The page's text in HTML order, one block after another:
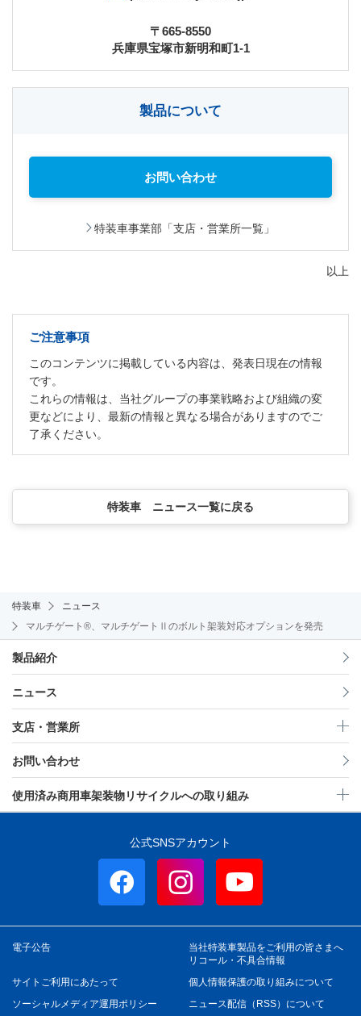
〒665-8550
兵庫県宝塚市新明和町1-1
製品について
お問い合わせ
特装車事業部「支店・営業所一覧」
以上
ご注意事項
このコンテンツに掲載している内容は、発表日現在の情報
です。
これらの情報は、当社グループの事業戦略および組織の変
更などにより、最新の情報と異なる場合がありますのでご
了承ください。
特装車 ニュース一覧に戻る
特装車
ニュース
マルチゲート®、マルチゲートⅡのボルト架装対応オプションを発売
製品紹介
ニュース
支店・営業所
お問い合わせ
使用済み商用車架装物リサイクルへの取り組み
公式SNSアカウント
電子公告
当社特装車製品をご利用の皆さまへ
リコール・不具合情報
サイトご利用にあたって
個人情報保護の取り組みについて
ソーシャルメディア運用ポリシー
ニュース配信（RSS）について